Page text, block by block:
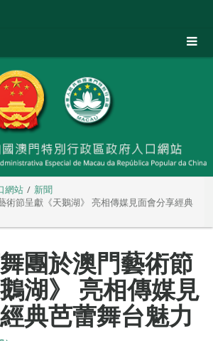
網站
新聞
術節呈獻《天鵝湖》 亮相傳媒見面會分享經典
團於澳門藝術節
湖》 亮相傳媒見
典芭蕾舞台魅力